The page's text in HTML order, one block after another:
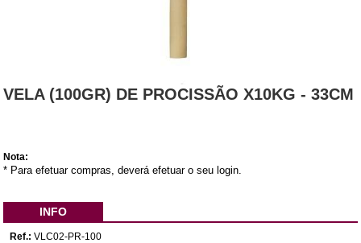
VELA (100GR) DE PROCISSÃO X10KG - 33CM
Nota:
* Para efetuar compras, deverá efetuar o seu login.
INFO
Ref.: VLC02-PR-100